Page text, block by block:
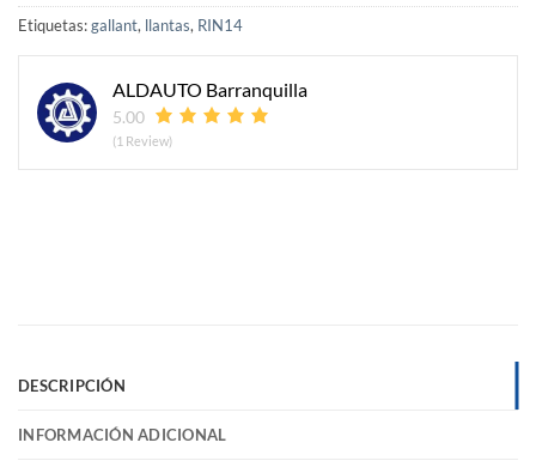
Etiquetas:gallant, llantas, RIN14
ALDAUTO Barranquilla
5.00
(1 Review)
DESCRIPCIÓN
INFORMACIÓN ADICIONAL